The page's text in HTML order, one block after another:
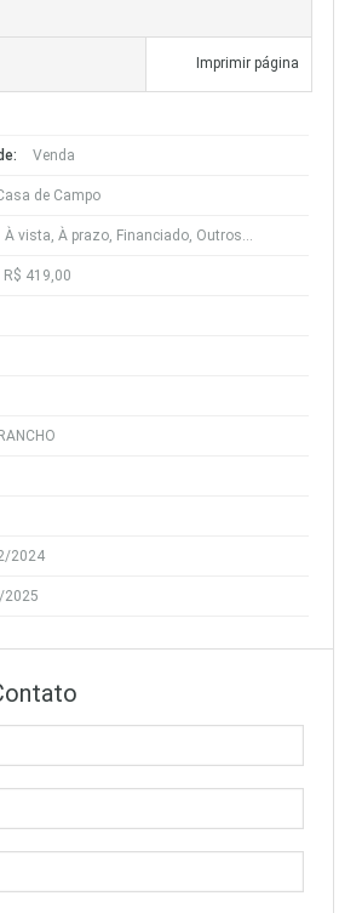
Imprimir página
Venda
de Campo
À vista, À prazo, Financiado, Outros...
R$ 419,00
2024
2025